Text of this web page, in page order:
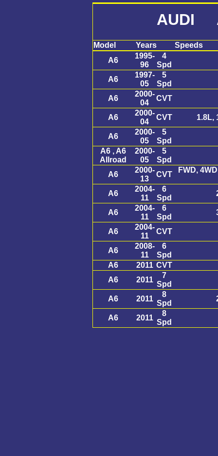
AUDI
Model Years
Speeds
A6
1995-
96
4
Spd
A6
1997-
05
5
Spd
A6
2000-
04
CVT
A6
2000-
04
CVT 1.8L,
A6
2000-
05
5
Spd
A6 , A6
Allroad
2000-
05
5
Spd
A6
2000-
13
CVT
FWD,
A6
2004-
11
6
Spd
A6
2004-
11
6
Spd
A6
2004-
11
CVT
A6
2008-
11
6
Spd
A6
2011 CVT
A6
2011
7
Spd
A6
2011
8
Spd
A6 2011
8
Spd